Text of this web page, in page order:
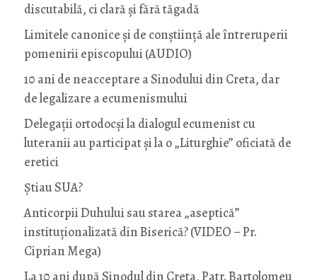
discutabilă, ci clară și fără tăgadă
Limitele canonice și de conștiință ale întreruperii
pomenirii episcopului (AUDIO)
10 ani de neacceptare a Sinodului din Creta, dar
de legalizare a ecumenismului
Delegații ortodocși la dialogul ecumenist cu
luteranii au participat și la o „Liturghie” oficiată de
eretici
Știau SUA?
Anticorpii Duhului sau starea „aseptică”
instituționalizată din Biserică? (VIDEO – Pr.
Ciprian Mega)
La 10 ani după Sinodul din Creta, Patr. Bartolomeu